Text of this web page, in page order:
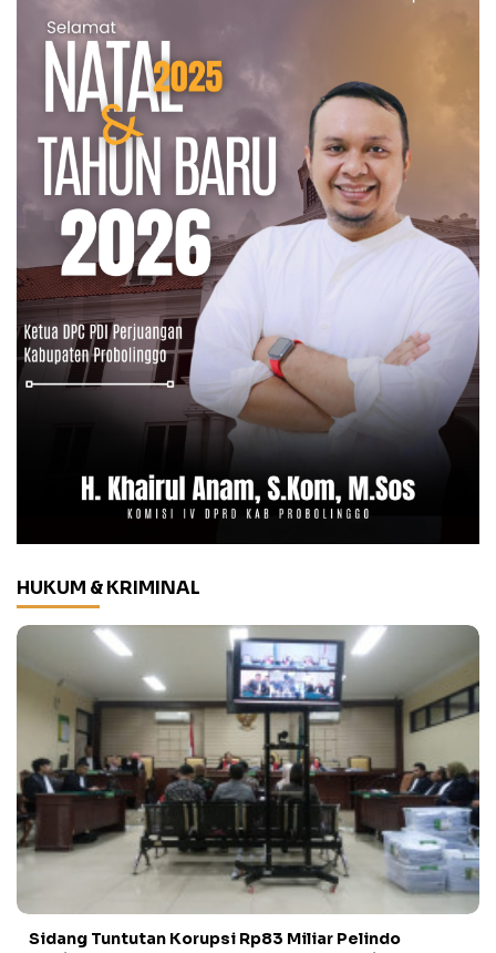
HUKUM & KRIMINAL
Sidang Tuntutan Korupsi Rp83 Miliar Pelindo